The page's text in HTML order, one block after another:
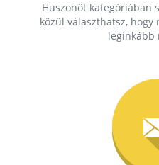
Huszonöt kategóriában
közül választhatsz,
leginkább